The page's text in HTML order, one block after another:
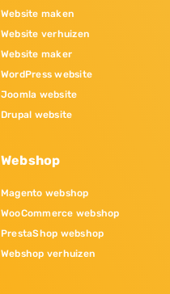
Website maken
Website verhuizen
Website maker
WordPress website
Joomla website
Drupal website
Webshop
Magento webshop
WooCommerce webshop
PrestaShop webshop
Webshop verhuizen